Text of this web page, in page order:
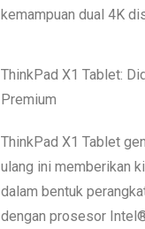
kemampuan dual 4K
ThinkPad X1 Tablet:
Premium
ThinkPad X1 Tablet
ulang ini memberikan
dalam bentuk
dengan prosesor